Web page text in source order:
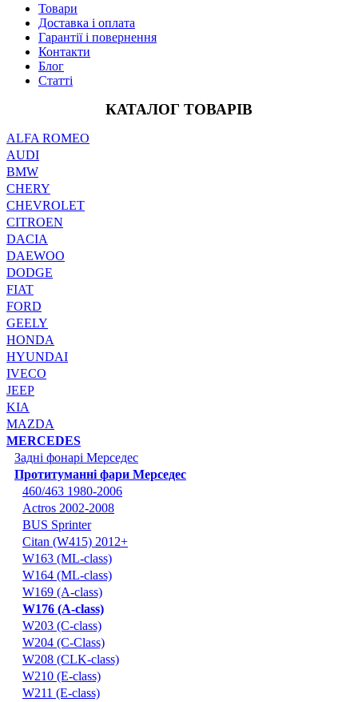
Товари
Доставка і оплата
Гарантії і повернення
Контакти
Блог
Статті
КАТАЛОГ ТОВАРІВ
ALFA ROMEO
AUDI
BMW
CHERY
CHEVROLET
CITROEN
DACIA
DAEWOO
DODGE
FIAT
FORD
GEELY
HONDA
HYUNDAI
IVECO
JEEP
KIA
MAZDA
MERCEDES
Задні фонарі Мерседес
Протитуманні фари Мерседес
460/463 1980-2006
Actros 2002-2008
BUS Sprinter
Citan (W415) 2012+
W163 (ML-class)
W164 (ML-class)
W169 (A-class)
W176 (A-class)
W203 (C-class)
W204 (C-Class)
W208 (CLK-class)
W210 (E-class)
W211 (E-class)